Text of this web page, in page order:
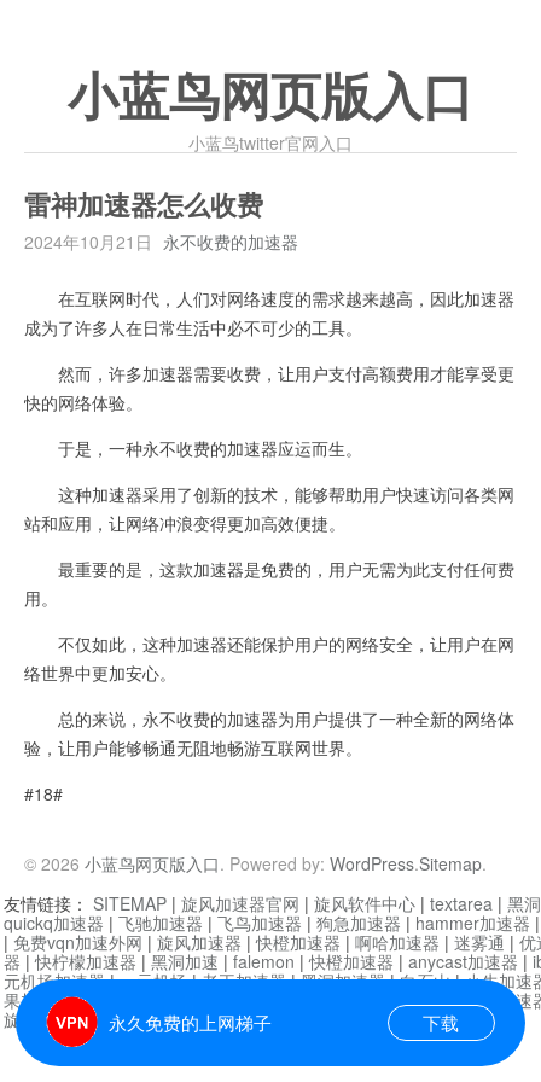
小蓝鸟网页版入口
小蓝鸟twitter官网入口
雷神加速器怎么收费
2024年10月21日 永不收费的加速器
在互联网时代，人们对网络速度的需求越来越高，因此加速器
成为了许多人在日常生活中必不可少的工具。
然而，许多加速器需要收费，让用户支付高额费用才能享受更
快的网络体验。
于是，一种永不收费的加速器应运而生。
这种加速器采用了创新的技术，能够帮助用户快速访问各类网
站和应用，让网络冲浪变得更加高效便捷。
最重要的是，这款加速器是免费的，用户无需为此支付任何费
用。
不仅如此，这种加速器还能保护用户的网络安全，让用户在网
络世界中更加安心。
总的来说，永不收费的加速器为用户提供了一种全新的网络体
验，让用户能够畅通无阻地畅游互联网世界。
#18#
© 2026 小蓝鸟网页版入口. Powered by: WordPress.Sitemap.
永久免费的上网梯子 下载
友情链接： SITEMAP | 旋风加速器官网 | 旋风软件中心 | textarea | 黑
quickq加速器 | 飞驰加速器 | 飞鸟加速器 | 狗急加速器 | hammer加速器
| 免费vqn加速外网 | 旋风加速器 |快橙加速器 | 啊哈加速器 | 迷雾通 | 优
器 |快柠檬加速器 | 黑洞加速 | falemon |快橙加速器 | anycast加速器 |
元机场加速器|一元机场|老王加速器|黑洞加速器|白石山|小牛加速
果加速器|黑洞加速 海鸥加速器|芒果加速
旋风加速器度器|哔咔漫画 |PicACG